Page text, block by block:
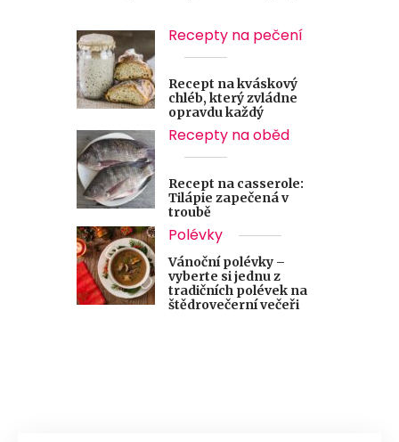
Recepty na pečení
Recept na kváskový
chléb, který zvládne
opravdu každý
Recepty na oběd
Recept na casserole:
Tilápie zapečená v
troubě
Polévky
Vánoční polévky –
vyberte si jednu z
tradičních polévek na
štědrovečerní večeři